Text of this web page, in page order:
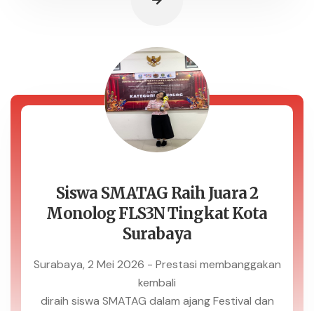
Siswa SMATAG Raih Juara 2
Monolog FLS3N Tingkat Kota
Surabaya
Surabaya, 2 Mei 2026 - Prestasi membanggakan
kembali
diraih siswa SMATAG dalam ajang Festival dan